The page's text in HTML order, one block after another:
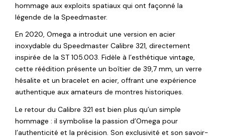
hommage aux exploits spatiaux qui ont façonné la
légende de la Speedmaster.
En 2020, Omega a introduit une version en acier
inoxydable du Speedmaster Calibre 321, directement
inspirée de la ST 105.003. Fidèle à l’esthétique vintage,
cette réédition présente un boîtier de 39,7 mm, un verre
hésalite et un bracelet en acier, offrant une expérience
authentique aux amateurs de montres historiques.
Le retour du Calibre 321 est bien plus qu’un simple
hommage : il symbolise la passion d’Omega pour
l’authenticité et la précision. Son exclusivité et son savoir-